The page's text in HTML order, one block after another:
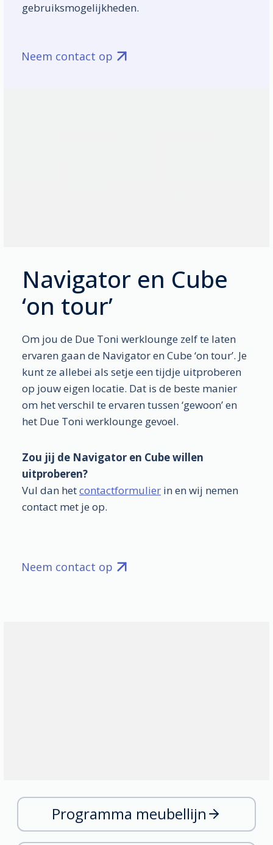
gebruiksmogelijkheden.
Neem contact op
Navigator en Cube
‘on tour’
Om jou de Due Toni werklounge zelf te laten
ervaren gaan de Navigator en Cube ‘on tour’. Je
kunt ze allebei als setje een tijdje uitproberen
op jouw eigen locatie. Dat is de beste manier
om het verschil te ervaren tussen ‘gewoon’ en
het Due Toni werklounge gevoel.
Zou jij de Navigator en Cube willen
uitproberen?
Vul dan hetcontactformulier in en wij nemen
contact met je op.
Neem contact op
Programma meubellijn